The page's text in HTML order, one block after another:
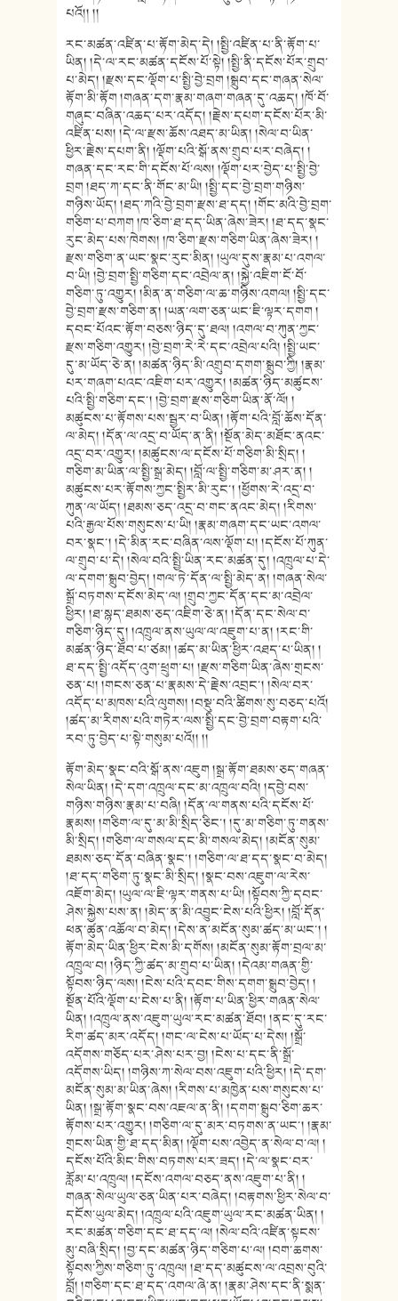
པའོ།། །།
རང་མཚན་འཛིན་པ་རྟོག་མེད་དེ། །སྤྱི་འཛིན་པ་ནི་རྟོག་པ་
ཡིན། །དེ་ལ་རང་མཚན་དངོས་པོ་སྟེ། །སྤྱི་ནི་དངོས་པོར་གྲུབ་
པ་མེད། །རྫས་དང་ལྡོག་པ་སྤྱི་བྱེ་བྲག །སྒྲུབ་དང་གཞན་སེལ་
རྟོག་མི་རྟོག །གཞན་དག་རྣམ་གཞག་གཞན་དུ་འཆད། །ཁོ་བོ་
གཞུང་བཞིན་འཆད་པར་འདོད། །རྗེས་དཔག་དངོས་པོར་མི་
འཛིན་པས། །དེ་ལ་རྫས་ཆོས་འཐད་མ་ཡིན། །སེལ་བ་ཡིན་
ཕྱིར་རྗེས་དཔག་ནི། །ལྡོག་པའི་སྒོ་ནས་གྲུབ་པར་བཞེད། །
གཞན་དང་རང་གི་དངོས་པོ་ལས། །ལྡོག་པར་བྱེད་པ་སྤྱི་བྱེ་
བྲག །ཐད་ཀ་དང་ནི་གོང་མ་ཡི། །སྤྱི་དང་བྱེ་བྲག་གཉིས་
གཉིས་ཡོད། །ཐད་ཀའི་བྱེ་བྲག་རྫས་ཐ་དད། །གོང་མའི་བྱེ་བྲག་
གཅིག་པ་བཀག །ཁ་ཅིག་ཐ་དད་ཡིན་ཞེས་ཟེར། །ཐ་དད་སྣང་
རུང་མེད་པས་ཁེགས། །ཁ་ཅིག་རྫས་གཅིག་ཡིན་ཞེས་ཟེར། །
རྫས་གཅིག་ན་ཡང་སྣང་རུང་མིན། །ཡུལ་དུས་རྣམ་པ་འགལ་
བ་ཡི། །བྱེ་བྲག་སྤྱི་གཅིག་དང་འབྲེལ་ན། །སྐྱེ་འཇིག་ངོ་བོ་
གཅིག་ཏུ་འགྱུར། །མིན་ན་གཅིག་ལ་ཆ་གཉིས་འགལ། །སྤྱི་དང་
བྱེ་བྲག་རྫས་གཅིག་ན། །ཡན་ལག་ཅན་ཡང་ཇི་ལྟར་དགག །
དབང་པོའང་རྟོག་བཅས་ཉིད་དུ་ཐལ། །འགལ་བ་ཀུན་ཀྱང་
རྫས་གཅིག་འགྱུར། །བྱེ་བྲག་རེ་རེ་དང་འབྲེལ་པའི། །སྤྱི་ཡང་
དུ་མ་ཡོད་ཅེ་ན། །མཚན་ཉིད་མི་འགྲུབ་དགག་སྒྲུབ་ཀྱི། །རྣམ་
པར་གཞག་པའང་འཇིག་པར་འགྱུར། །མཚན་ཉིད་མཚུངས་
པའི་སྤྱི་གཅིག་དང་། །བྱེ་བྲག་རྫས་གཅིག་ཡིན་ནོ་ལོ། །
མཚུངས་པ་རྟོགས་པས་སྦྱར་བ་ཡིན། །རྟོག་པའི་བློ་ཆོས་དོན་
ལ་མེད། །དོན་ལ་འདྲ་བ་ཡོད་ན་ནི། །སྔོན་མེད་མཐོང་ནའང་
འདྲ་བར་འགྱུར། །མཚུངས་ལ་དངོས་པོ་གཅིག་མི་སྲིད། །
གཅིག་མ་ཡིན་ལ་སྤྱི་སྒྲ་མེད། །བློ་ལ་སྤྱི་གཅིག་མ་ཤར་ན། །
མཚུངས་པར་རྟོགས་ཀྱང་སྤྱིར་མི་རུང་། །ཕྱོགས་རེ་འདྲ་བ་
ཀུན་ལ་ཡོད། །ཐམས་ཅད་འདྲ་བ་གང་ནའང་མེད། །རིགས་
པའི་རྒྱལ་པོས་གསུངས་པ་ཡི། །རྣམ་གཞག་དང་ཡང་འགལ་
བར་སྣང་། །དེ་མིན་རང་བཞིན་ལས་ལྡོག་པ། །དངོས་པོ་ཀུན་
ལ་གྲུབ་པ་དེ། །སེལ་བའི་སྤྱི་ཡིན་རང་མཚན་དུ། །འཁྲུལ་པ་དེ་
ལ་དགག་སྒྲུབ་བྱེད། །གལ་ཏེ་དོན་ལ་སྤྱི་མེད་ན། །གཞན་སེལ་
སྒྲོ་བཏགས་དངོས་མེད་ལ། །གྲུབ་ཀྱང་དོན་དང་མ་འབྲེལ་
ཕྱིར། །ཐ་སྙད་ཐམས་ཅད་འཇིག་ཅེ་ན། །དོན་དང་སེལ་བ་
གཅིག་ཉིད་དུ། །འཁྲུལ་ནས་ཡུལ་ལ་འཇུག་པ་ན། །རང་གི་
མཚན་ཉིད་ཐོབ་པ་ཙམ། །ཚད་མ་ཡིན་ཕྱིར་འཐད་པ་ཡིན། །
ཐ་དད་སྤྱི་འདོད་འུག་ཕྲུག་པ། །རྫས་གཅིག་ཡིན་ཞེས་གྲངས་
ཅན་པ། །གངས་ཅན་པ་རྣམས་དེ་རྗེས་འབྲང་། །སེལ་བར་
འདོད་པ་མཁས་པའི་ལུགས། །བསྡུ་བའི་ཚིགས་སུ་བཅད་པའོ།
།ཚད་མ་རིགས་པའི་གཏེར་ལས་སྤྱི་དང་བྱེ་བྲག་བརྟག་པའི་
རབ་ཏུ་བྱེད་པ་སྟེ་གསུམ་པའོ།། །།
རྟོག་མེད་སྣང་བའི་སྒོ་ནས་འཇུག །སྒྲ་རྟོག་ཐམས་ཅད་གཞན་
སེལ་ཡིན། །དེ་དག་འཁྲུལ་དང་མ་འཁྲུལ་བའི། །དབྱེ་བས་
གཉིས་གཉིས་རྣམ་པ་བཞི། །དོན་ལ་གནས་པའི་དངོས་པོ་
རྣམས། །གཅིག་ལ་དུ་མ་མི་སྲིད་ཅིང་། །དུ་མ་གཅིག་ཏུ་གནས་
མི་སྲིད། །གཅིག་ལ་གསལ་དང་མི་གསལ་མེད། །མངོན་སུམ་
ཐམས་ཅད་དོན་བཞིན་སྣང་། །གཅིག་ལ་ཐ་དད་སྣང་བ་མེད།
།ཐ་དད་གཅིག་ཏུ་སྣང་མི་སྲིད། །སྣང་བས་འཇུག་ལ་རེས་
འཇོག་མེད། །ཡུལ་ལ་ཇི་ལྟར་གནས་པ་ཡི། །སྟོབས་ཀྱི་དབང་
ཤེས་སྐྱེས་པས་ན། །མེད་ན་མི་འབྱུང་ངེས་པའི་ཕྱིར། །བློ་དོན་
ཕན་ཚུན་འཆོལ་བ་མེད། །དེས་ན་མངོན་སུམ་ཚད་མ་ཡང་། །
རྟོག་མེད་ཡིན་ཕྱིར་ངེས་མི་དགོས། །མངོན་སུམ་རྟོག་བྲལ་མ་
འཁྲུལ་བ། །ཉིད་ཀྱི་ཚད་མ་གྲུབ་པ་ཡིན། །དེའམ་གཞན་གྱི་
སྟོབས་ཉིད་ལས། །ངེས་པའི་དབང་གིས་དགག་སྒྲུབ་བྱེད། །
སྔོན་པོའི་ལྡོག་པ་ངེས་པ་ནི། །རྟོག་པ་ཡིན་ཕྱིར་གཞན་སེལ་
ཡིན། །འཁྲུལ་ནས་འཇུག་ཡུལ་རང་མཚན་ཐོབ། །ནང་དུ་རང་
རིག་ཚད་མར་འདོད། །གང་ལ་ངེས་པ་ཡོད་པ་དེས། །སྒྲོ་
འདོགས་གཅོད་པར་ཤེས་པར་བྱ། །ངེས་པ་དང་ནི་སྒྲོ་
འདོགས་ཡིད། །གཉིས་ཀ་སེལ་བས་འཇུག་པའི་ཕྱིར། །དེ་དག་
མངོན་སུམ་མ་ཡིན་ཞེས། །རིགས་པ་མཁྱེན་པས་གསུངས་པ་
ཡིན། །སྒྲ་རྟོག་སྣང་བས་འཇལ་ན་ནི། །དགག་སྒྲུབ་ཅིག་ཆར་
རྟོགས་པར་འགྱུར། །གཅིག་ལ་དུ་མར་བཏགས་ན་ཡང་། །རྣམ་
གྲངས་ཡིན་གྱི་ཐ་དད་མིན། །ལྡོག་པས་འབྱེད་ན་སེལ་བ་ལ། །
དངོས་པོའི་མིང་གིས་བཏགས་པར་ཟད། །དེ་ལ་སྣང་བར་
རློམ་པ་འཁྲུལ། །དངོས་འགལ་བཅད་ནས་འཇུག་པ་ནི། །
གཞན་སེལ་ཡུལ་ཅན་ཡིན་པར་བཞེད། །བརྟགས་ཕྱིར་སེལ་བ་
དངོས་ཡུལ་མེད། །འཁྲུལ་པའི་འཇུག་ཡུལ་རང་མཚན་ཡིན། །
རང་མཚན་གཅིག་དང་ཐ་དད་ལ། །སེལ་བའི་འཛིན་སྟངས་
མུ་བཞི་སྲིད། །བྱ་དང་མཚན་ཉིད་གཅིག་པ་ལ། །བག་ཆགས་
སྟོབས་ཀྱིས་གཅིག་ཏུ་འཁྲུལ། །ཐ་དད་མཚུངས་ལ་འབྲས་བུའི་
བློ། །གཅིག་དང་ཐ་དད་འགལ་ཞེ་ན། །རྣམ་ཤེས་དང་ནི་སྨན་